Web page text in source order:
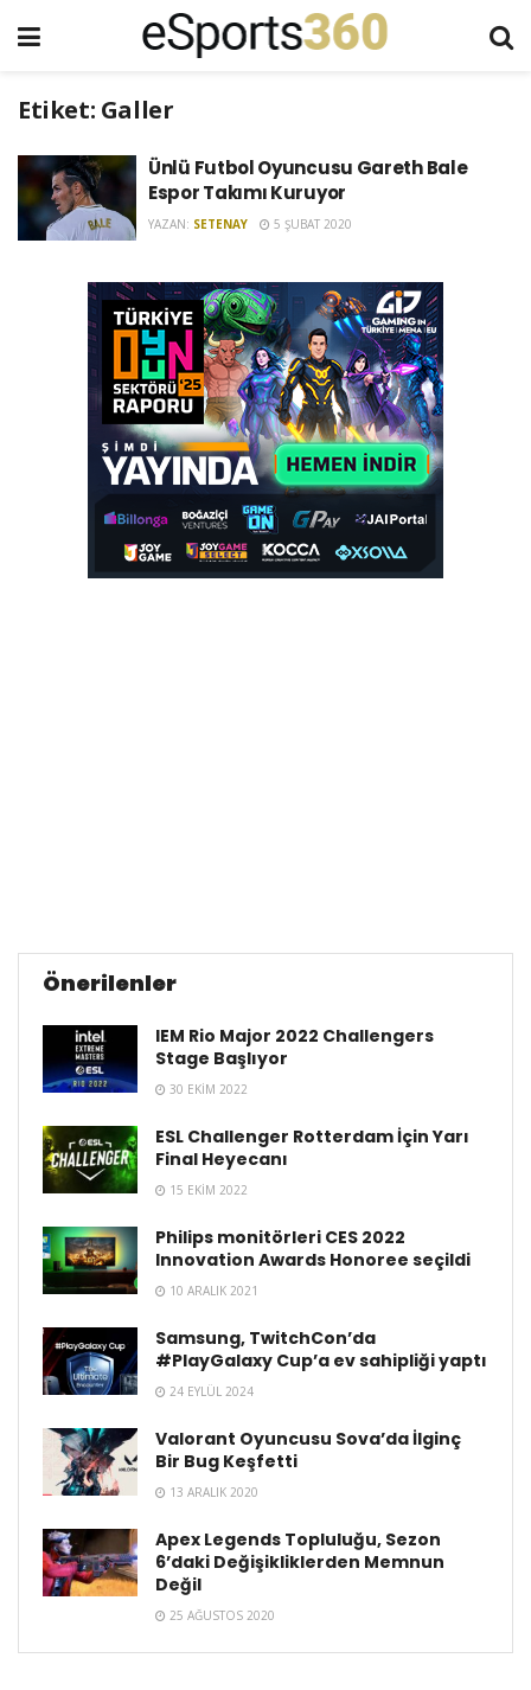
Etiket: Galler
Ünlü Futbol Oyuncusu Gareth Bale
Espor Takımı Kuruyor
YAZAN: SETENAY 5 ŞUBAT 2020
Önerilenler
IEM Rio Major 2022 Challengers
Stage Başlıyor
30 EKIM 2022
ESL Challenger Rotterdam İçin Yarı
Final Heyecanı
15 EKIM 2022
Philips monitörleri CES 2022
Innovation Awards Honoree seçildi
10 ARALIK 2021
Samsung, TwitchCon’da
#PlayGalaxy Cup’a ev sahipliği yaptı
24 EYLÜL 2024
Valorant Oyuncusu Sova’da İlginç
Bir Bug Keşfetti
13 ARALIK 2020
Apex Legends Topluluğu, Sezon
6’daki Değişikliklerden Memnun
Değil
25 AĞUSTOS 2020